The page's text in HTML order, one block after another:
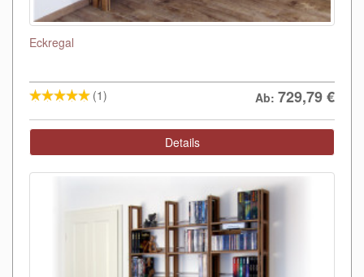
Eckregal
(1) Ab: 729,79€
Details